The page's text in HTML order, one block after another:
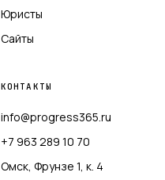
Юристы
Сайты
КОНТАКТЫ
info@progress365.ru
+7 963 289 10 70
Омск, Фрунзе 1, к. 4